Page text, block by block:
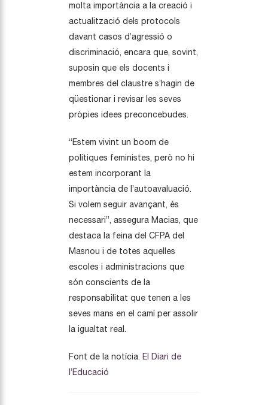
molta importància a la creació i
actualització dels protocols
davant casos d’agressió o
discriminació, encara que, sovint,
suposin que els docents i
membres del claustre s’hagin de
qüestionar i revisar les seves
pròpies idees preconcebudes.
“Estem vivint un boom de
polítiques feministes, però no hi
estem incorporant la
importància de l’autoavaluació.
Si volem seguir avançant, és
necessari”, assegura Macias, que
destaca la feina del CFPA del
Masnou i de totes aquelles
escoles i administracions que
són conscients de la
responsabilitat que tenen a les
seves mans en el camí per assolir
la igualtat real.
Font de la notícia. El Diari de
l’Educació